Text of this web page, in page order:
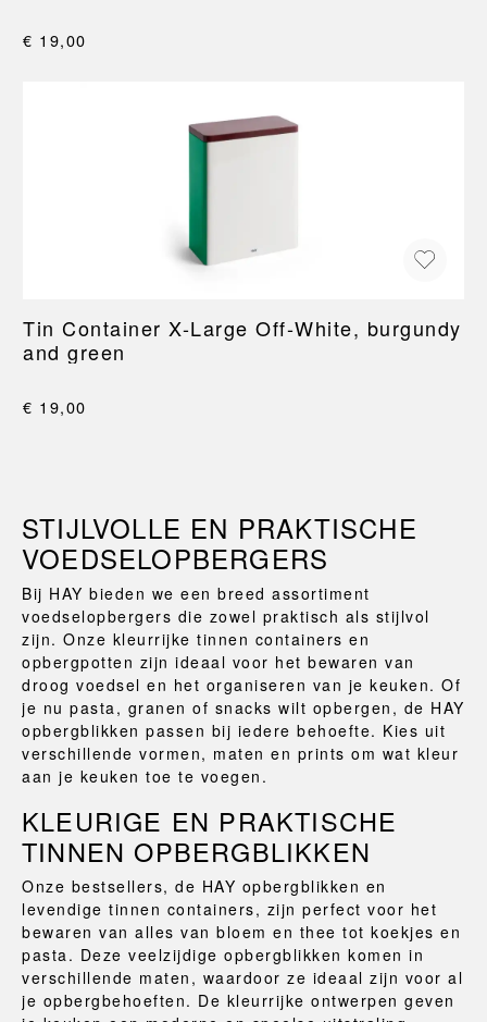
€ 19,00
Tin Container X-Large Off-White, burgundy
and green
€ 19,00
STIJLVOLLE EN PRAKTISCHE
VOEDSELOPBERGERS
Bij HAY bieden we een breed assortiment
voedselopbergers die zowel praktisch als stijlvol
zijn. Onze kleurrijke tinnen containers en
opbergpotten zijn ideaal voor het bewaren van
droog voedsel en het organiseren van je keuken. Of
je nu pasta, granen of snacks wilt opbergen, de HAY
opbergblikken passen bij iedere behoefte. Kies uit
verschillende vormen, maten en prints om wat kleur
aan je keuken toe te voegen.
KLEURIGE EN PRAKTISCHE
TINNEN OPBERGBLIKKEN
Onze bestsellers, de HAY opbergblikken en
levendige tinnen containers, zijn perfect voor het
bewaren van alles van bloem en thee tot koekjes en
pasta. Deze veelzijdige opbergblikken komen in
verschillende maten, waardoor ze ideaal zijn voor al
je opbergbehoeften. De kleurrijke ontwerpen geven